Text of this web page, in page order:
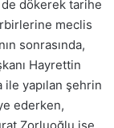
dökerek tarihe
meclis
sonrasında,
Hayrettin
ile yapılan şehrin
ederken,